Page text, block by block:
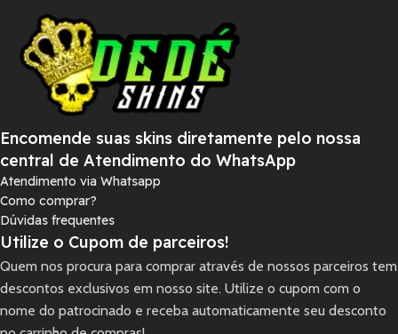
Encomende suas skins diretamente pelo nossa
central de Atendimento do WhatsApp
Atendimento via Whatsapp
Como comprar?
Dúvidas frequentes
Utilize o Cupom de parceiros!
Quem nos procura para comprar através de nossos parceiros tem
descontos exclusivos em nosso site. Utilize o cupom com o
nome do patrocinado e receba automaticamente seu desconto